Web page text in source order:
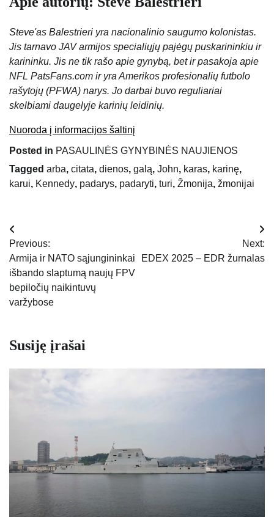
Steve'as Balestrieri yra nacionalinio saugumo kolonistas.
Jis tarnavo JAV armijos specialiųjų pajėgų puskarininkiu ir
karininku. Jis ne tik rašo apie gynybą, bet ir pasakoja apie
NFL PatsFans.com ir yra Amerikos profesionalių futbolo
rašytojų (PFWA) narys. Jo darbai buvo reguliariai
skelbiami daugelyje karinių leidinių.
Nuoroda į informacijos šaltinį
Posted in PASAULINĖS GYNYBINĖS NAUJIENOS
Tagged arba, citata, dienos, galą, John, karas, karinę,
karui, Kennedy, padarys, padaryti, turi, Žmonija, žmonijai
Navigacija
tarp
įrašų
Previous:
Armija ir NATO sąjungininkai
išbando slaptumą naujų FPV
bepiločių naikintuvų
varžybose
Next:
EDEX 2025 – EDR žurnalas
Susiję įrašai